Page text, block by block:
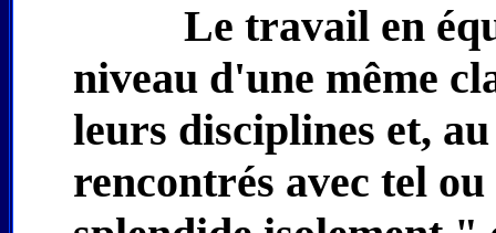
Le travail en
niveau d'une même
leurs disciplines et,
rencontrés avec tel